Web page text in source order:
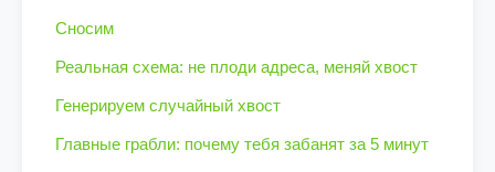
Сносим
Реальная схема: не плоди адреса, меняй хвост
Генерируем случайный хвост
Главные грабли: почему тебя забанят за 5 минут